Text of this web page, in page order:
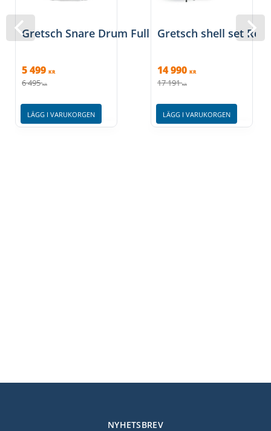
Gretsch Snare Drum Full Range, 14" x 8"
5 499 KR
6 495 KR
LÄGG I VARUKORGEN
Gretsch shell set
14 990 KR
17 191 KR
LÄGG I VARUKORGEN
NYHETSBREV